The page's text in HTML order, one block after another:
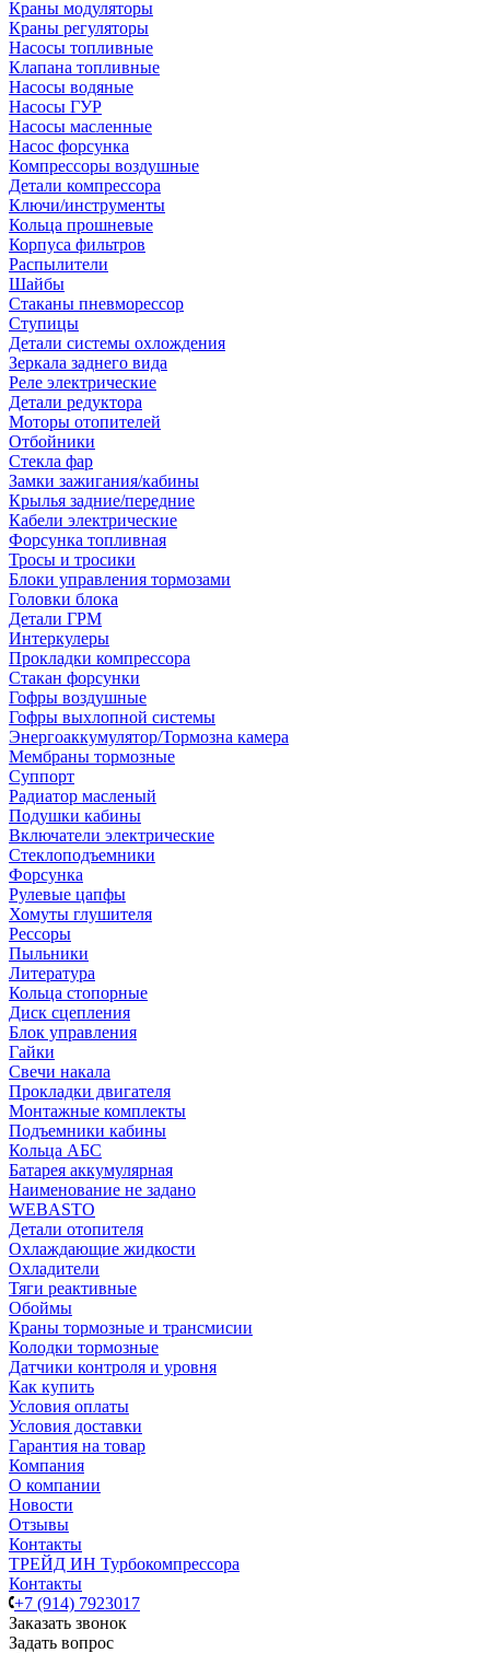
Краны модуляторы
Краны регуляторы
Насосы топливные
Клапана топливные
Насосы водяные
Насосы ГУР
Насосы масленные
Насос форсунка
Компрессоры воздушные
Детали компрессора
Ключи/инструменты
Кольца прошневые
Корпуса фильтров
Распылители
Шайбы
Стаканы пневморессор
Ступицы
Детали системы охлождения
Зеркала заднего вида
Реле электрические
Детали редуктора
Моторы отопителей
Отбойники
Стекла фар
Замки зажигания/кабины
Крылья задние/передние
Кабели электрические
Форсунка топливная
Тросы и тросики
Блоки управления тормозами
Головки блока
Детали ГРМ
Интеркулеры
Прокладки компрессора
Стакан форсунки
Гофры воздушные
Гофры выхлопной системы
Энергоаккумулятор/Тормозна камера
Мембраны тормозные
Суппорт
Радиатор масленый
Подушки кабины
Включатели электрические
Стеклоподъемники
Форсунка
Рулевые цапфы
Хомуты глушителя
Рессоры
Пыльники
Литература
Кольца стопорные
Диск сцепления
Блок управления
Гайки
Свечи накала
Прокладки двигателя
Монтажные комплекты
Подъемники кабины
Кольца АБС
Батарея аккумулярная
Наименование не задано
WEBASTO
Детали отопителя
Охлаждающие жидкости
Охладители
Тяги реактивные
Обоймы
Краны тормозные и трансмисии
Колодки тормозные
Датчики контроля и уровня
Как купить
Условия оплаты
Условия доставки
Гарантия на товар
Компания
О компании
Новости
Отзывы
Контакты
ТРЕЙД ИН Турбокомпрессора
Контакты
+7 (914) 7923017
Заказать звонок
Задать вопрос